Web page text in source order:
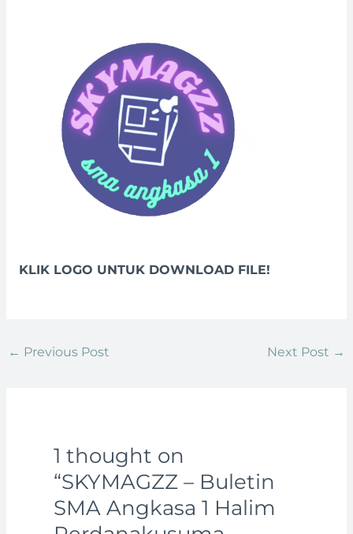
KLIK LOGO UNTUK DOWNLOAD FILE!
← Previous Post Next Post →
1 thought on
“SKYMAGZZ – Buletin
SMA Angkasa 1 Halim